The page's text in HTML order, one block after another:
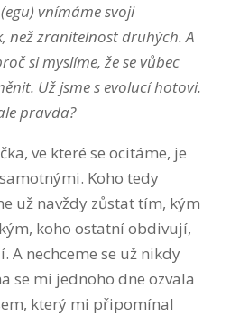
vnímáme svoji
než zranitelnost druhých. A
si myslíme, že se vůbec
Už jsme s evolucí hotovi.
pravda?
ve které se ocitáme, je
Koho tedy
už navždy zůstat tím, kým
koho ostatní obdivují,
A nechceme se už nikdy
se mi jednoho dne ozvala
který mi připomínal